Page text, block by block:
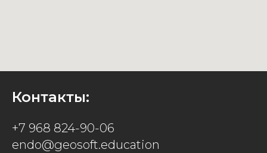
Контакты:
+7 968 824-90-06
endo@geosoft.education